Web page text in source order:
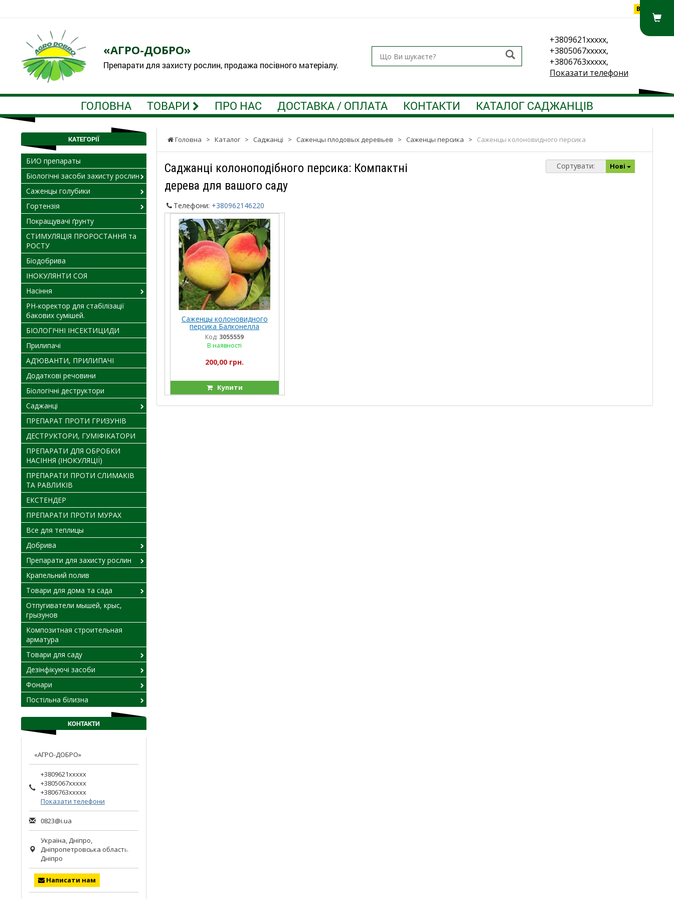
Вхід
«АГРО-ДОБРО»
Препарати для захисту рослин, продажа посівного матеріалу.
+3809621xxxxx,
+3805067xxxxx,
+3806763xxxxx,
Показати телефони
ГОЛОВНА ТОВАРИ ПРО НАС ДОСТАВКА / ОПЛАТА КОНТАКТИ КАТАЛОГ САДЖАНЦІВ
Головна > Каталог > Саджанці > Саженцы плодовых деревьев > Саженцы персика > Саженцы колоновидного персика
Саджанці колоноподібного персика: Компактні
дерева для вашого саду
Сортувати: Нові
Телефони: +380962146220
Саженцы колоновидного
персика Балконелла
Код: 3055559
В наявності
200,00 грн.
Купити
КАТЕГОРІЇ
БИО препараты
Біологічні засоби захисту рослин
Саженцы голубики
Гортензія
Покращувачі ґрунту
СТИМУЛЯЦІЯ ПРОРОСТАННЯ та
РОСТУ
Біодобрива
ІНОКУЛЯНТИ СОЯ
Насіння
PH-коректор для стабілізації
бакових сумішей.
БІОЛОГІЧНІ ІНСЕКТИЦИДИ
Прилипачі
АД’ЮВАНТИ, ПРИЛИПАЧІ
Додаткові речовини
Біологічні деструктори
Саджанці
ПРЕПАРАТ ПРОТИ ГРИЗУНІВ
ДЕСТРУКТОРИ, ГУМІФІКАТОРИ
ПРЕПАРАТИ ДЛЯ ОБРОБКИ
НАСІННЯ (ІНОКУЛЯЦІЇ)
ПРЕПАРАТИ ПРОТИ СЛИМАКІВ
ТА РАВЛИКІВ
ЕКСТЕНДЕР
ПРЕПАРАТИ ПРОТИ МУРАХ
Все для теплицы
Добрива
Препарати для захисту рослин
Крапельний полив
Товари для дома та сада
Отпугиватели мышей, крыс,
грызунов
Композитная строительная
арматура
Товари для саду
Дезінфікуючі засоби
Фонари
Постільна білизна
КОНТАКТИ
«АГРО-ДОБРО»
+3809621xxxxx
+3805067xxxxx
+3806763xxxxx
Показати телефони
0823@i.ua
Україна,Дніпро,
Дніпропетровська область.
Дніпро
Написати нам